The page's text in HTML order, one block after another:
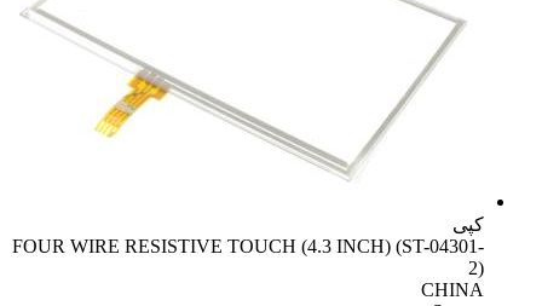
کپی
FOUR WIRE RESISTIVE TOUCH (4.3 INCH) (ST-04301-
2)
CHINA